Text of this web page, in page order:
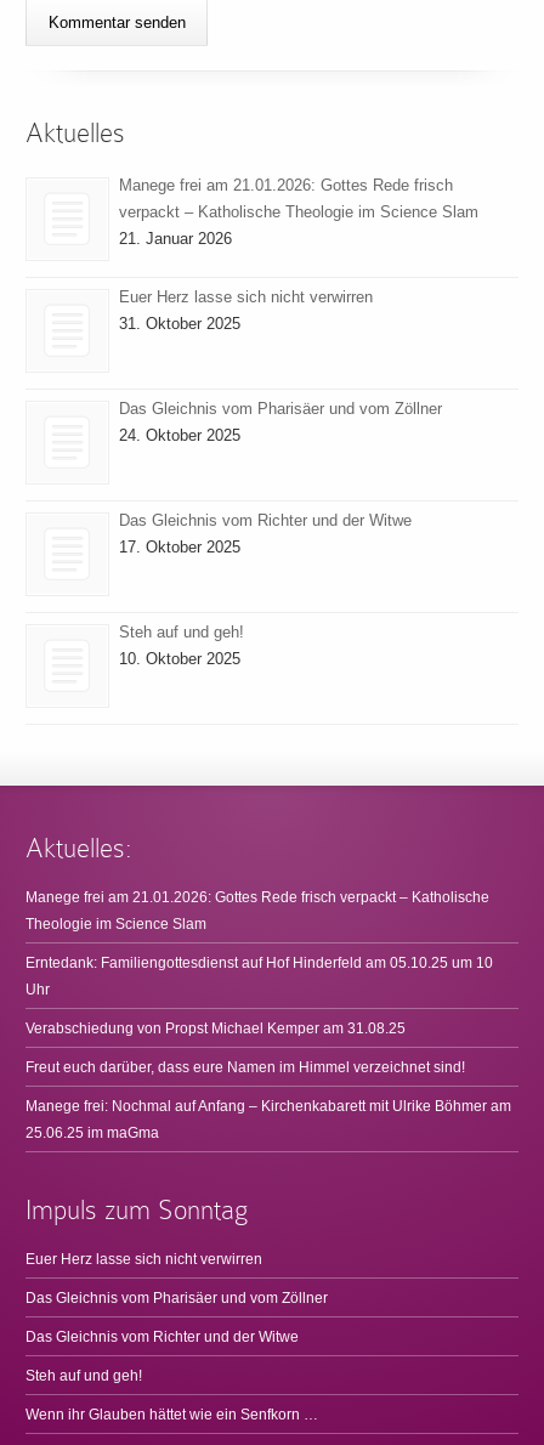
Aktuelles
Manege frei am 21.01.2026: Gottes Rede frisch
verpackt – Katholische Theologie im Science Slam
21. Januar 2026
Euer Herz lasse sich nicht verwirren
31. Oktober 2025
Das Gleichnis vom Pharisäer und vom Zöllner
24. Oktober 2025
Das Gleichnis vom Richter und der Witwe
17. Oktober 2025
Steh auf und geh!
10. Oktober 2025
Aktuelles:
Manege frei am 21.01.2026: Gottes Rede frisch verpackt – Katholische
Theologie im Science Slam
Erntedank: Familiengottesdienst auf Hof Hinderfeld am 05.10.25 um 10
Uhr
Verabschiedung von Propst Michael Kemper am 31.08.25
Freut euch darüber, dass eure Namen im Himmel verzeichnet sind!
Manege frei: Nochmal auf Anfang – Kirchenkabarett mit Ulrike Böhmer am
25.06.25 im maGma
Impuls zum Sonntag
Euer Herz lasse sich nicht verwirren
Das Gleichnis vom Pharisäer und vom Zöllner
Das Gleichnis vom Richter und der Witwe
Steh auf und geh!
Wenn ihr Glauben hättet wie ein Senfkorn …